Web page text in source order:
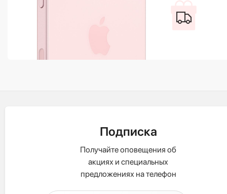
Подписка
Получайте оповещения об
акциях и специальных
предложениях на телефон